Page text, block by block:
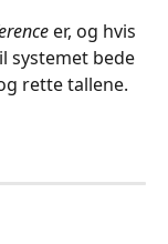
er, og hvis
systemet bede
rette tallene.